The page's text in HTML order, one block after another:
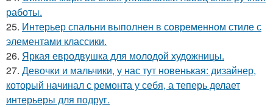
работы.
25. Интерьер спальни выполнен в современном стиле с
элементами классики.
26. Яркая евродвушка для молодой художницы.
27. Девочки и мальчики, у нас тут новенькая: дизайнер,
который начинал с ремонта у себя, а теперь делает
интерьеры для подруг.